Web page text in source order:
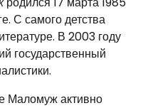
С самого детства
В 2003 году
государственный
Маломуж активно